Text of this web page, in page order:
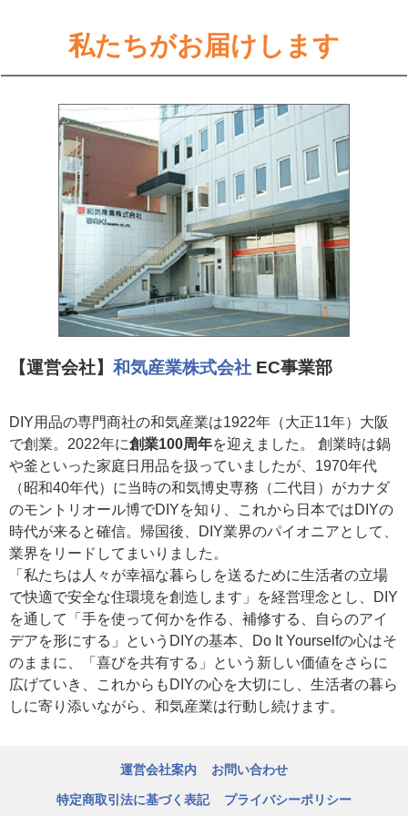
私たちがお届けします
【運営会社】 和気産業株式会社 EC事業部
DIY用品の専門商社の和気産業は1922年（大正11年）大阪
で創業。2022年に創業100周年を迎えました。 創業時は鍋
や釜といった家庭日用品を扱っていましたが、1970年代
（昭和40年代）に当時の和気博史専務（二代目）がカナダ
のモントリオール博でDIYを知り、これから日本ではDIYの
時代が来ると確信。帰国後、DIY業界のパイオニアとして、
業界をリードしてまいりました。
「私たちは人々が幸福な暮らしを送るために生活者の立場
で快適で安全な住環境を創造します」を経営理念とし、DIY
を通して「手を使って何かを作る、補修する、自らのアイ
デアを形にする」というDIYの基本、Do It Yourselfの心はそ
のままに、「喜びを共有する」という新しい価値をさらに
広げていき、これからもDIYの心を大切にし、生活者の暮ら
しに寄り添いながら、和気産業は行動し続けます。
運営会社案内 お問い合わせ
特定商取引法に基づく表記 プライバシーポリシー